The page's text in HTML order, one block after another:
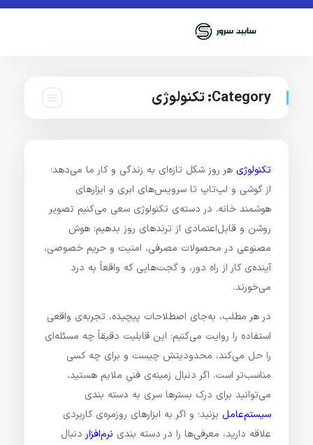
Category: تکنولوژی
تکنولوژی هر روز شکل تازه‌ای به زندگی و کار ما می‌دهد؛
از گوشی و لپ‌تاپ تا سرویس‌های ابری و ابزارهای
هوشمند خانه. در دسته‌ی تکنولوژی سعی می‌کنیم تصویر
روشن و قابل‌اعتمادی از ترندهای روز بدهیم: هوش
مصنوعی در محصولات مصرفی، امنیت و حریم خصوصی،
آینده‌ی کار از راه دور، و گجت‌هایی که واقعاً به درد
می‌خورند.
در هر مطلب، به‌جای اصطلاحات پیچیده، تجربه‌ی واقعی
استفاده را روایت می‌کنیم: این قابلیت دقیقاً چه مسئله‌ای
را حل می‌کند، محدودیتش چیست و برای چه کسی
مناسب‌تر است. اگر دنبال زمینه‌ی فنیِ ملایم هستید،
می‌توانید برای درک بسترها سری به دسته‌ بندی
سیستم‌عامل بزنید؛ و اگر به ابزارهای روزمره‌ی کاربردی
علاقه دارید، معرفی‌ها را در دسته بندی نرم‌افزار دنبال